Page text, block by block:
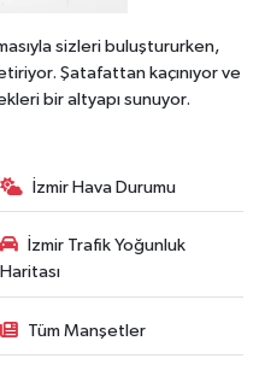
sizleri buluştururken,
Şatafattan kaçınıyor ve
bir altyapı sunuyor.
İzmir Hava Durumu
İzmir Trafik Yoğunluk
Haritası
Tüm Manşetler